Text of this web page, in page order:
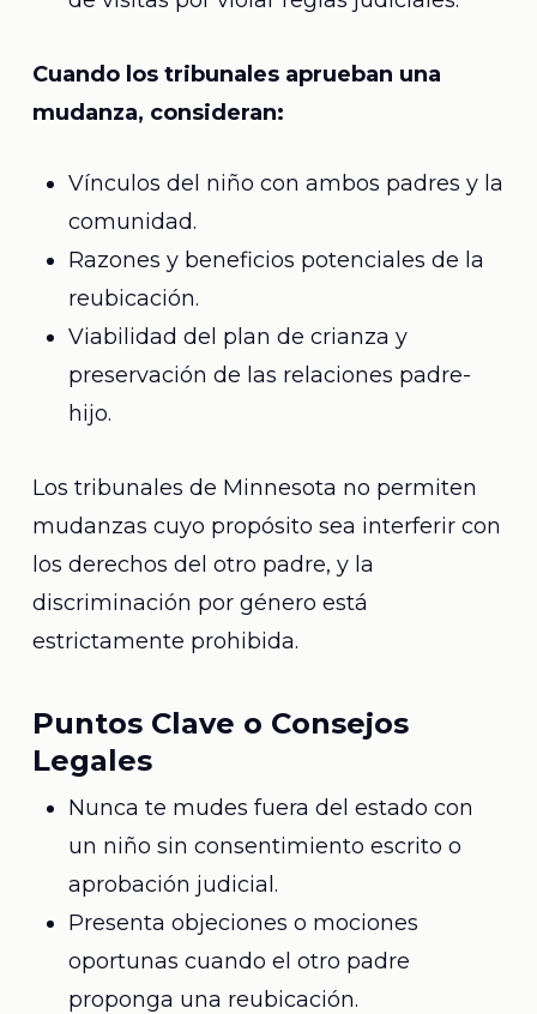
Cuando los tribunales aprueban una
mudanza, consideran:
Vínculos del niño con ambos padres y la
comunidad.
Razones y beneficios potenciales de la
reubicación.
Viabilidad del plan de crianza y
preservación de las relaciones padre-
hijo.
Los tribunales de Minnesota no permiten
mudanzas cuyo propósito sea interferir con
los derechos del otro padre, y la
discriminación por género está
estrictamente prohibida.
Puntos Clave o Consejos
Legales
Nunca te mudes fuera del estado con
un niño sin consentimiento escrito o
aprobación judicial.
Presenta objeciones o mociones
oportunas cuando el otro padre
proponga una reubicación.